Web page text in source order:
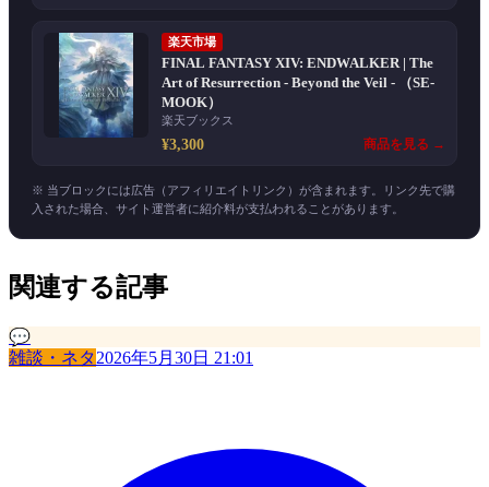
楽天市場
FINAL FANTASY XIV: ENDWALKER | The
Art of Resurrection - Beyond the Veil - （SE-
MOOK）
楽天ブックス
¥3,300 商品を見る →
※ 当ブロックには広告（アフィリエイトリンク）が含まれます。リンク先で購
入された場合、サイト運営者に紹介料が支払われることがあります。
関連する記事
💬
雑談・ネタ2026年5月30日 21:01